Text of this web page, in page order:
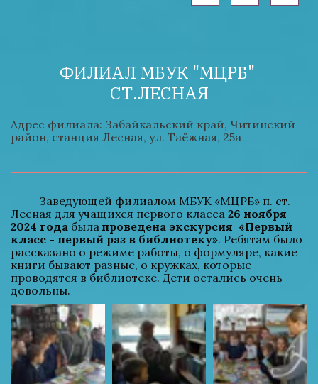
ФИЛИАЛ МБУК "МЦРБ"
СТ.ЛЕСНАЯ
Адрес филиала: Забайкальский край, Читинский
район, станция Лесная, ул. Таёжная, 25а
Лесная для учащихся первого класса 26 ноября
2024 года была проведена экскурсия  «Первый
класс - первый раз в библиотеку». Ребятам было
рассказано о режиме работы, о формуляре, какие
книги бывают разные, о кружках, которые
проводятся в библиотеке. Дети остались очень
довольны.